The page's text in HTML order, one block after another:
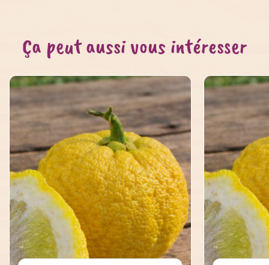
Ça peut aussi vous intéresser